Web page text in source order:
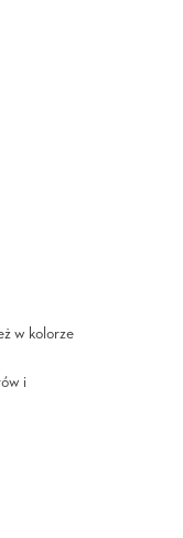
w kolorze
i